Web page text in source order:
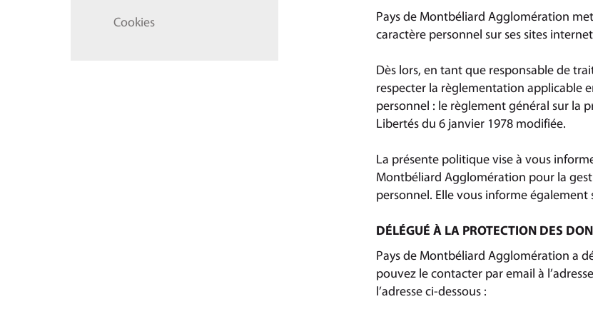
Pays de Montbéliard Agglomération
caractère personnel sur ses sites
Dès lors, en tant que responsable de
respecter la règlementation applicable
personnel : le règlement général sur la
Libertés du 6 janvier 1978 modifiée.
La présente politique vise à vous
Montbéliard Agglomération pour la
personnel. Elle vous informe également
DÉLÉGUÉ À LA PROTECTION DES
Pays de Montbéliard Agglomération a
pouvez le contacter par email à
l’adresse ci-dessous :
Cookies